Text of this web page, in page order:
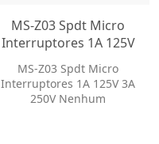
MS-Z03 Spdt Micro
Interruptores 1A 125V
3A 250V Nenhum
Interruptor de Limite
de Alavanca de Rolo
MS-Z03 Spdt Micro
Interruptores 1A 125V 3A
250V Nenhum